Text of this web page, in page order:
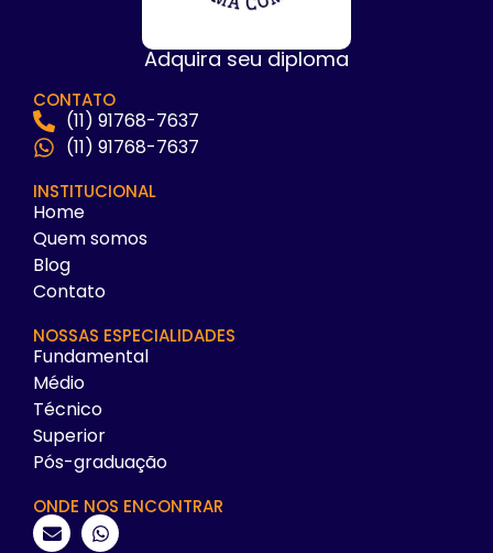
Adquira seu diploma
CONTATO
(11) 91768-7637
(11) 91768-7637
INSTITUCIONAL
Home
Quem somos
Blog
Contato
NOSSAS ESPECIALIDADES
Fundamental
Médio
Técnico
Superior
Pós-graduação
ONDE NOS ENCONTRAR